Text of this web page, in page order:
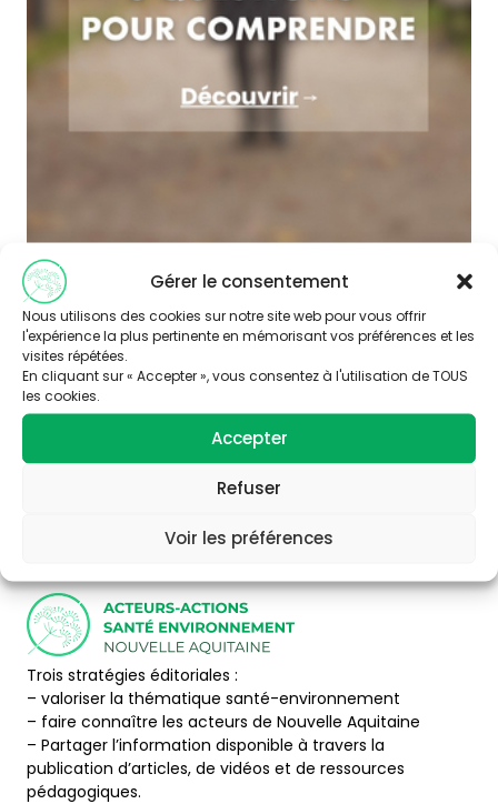
Gérer le consentement
Nous utilisons des cookies sur notre site web pour vous offrir
l'expérience la plus pertinente en mémorisant vos préférences et les
visites répétées.
En cliquant sur « Accepter », vous consentez à l'utilisation de TOUS
les cookies.
Accepter
Refuser
Voir les préférences
notre newsletter
Trois stratégies éditoriales :
– valoriser la thématique santé-environnement
– faire connaître les acteurs de Nouvelle Aquitaine
– Partager l’information disponible à travers la
publication d’articles, de vidéos et de ressources
pédagogiques.